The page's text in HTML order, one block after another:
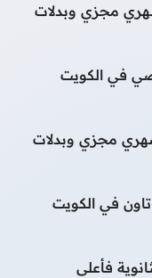
شهري مجزي وبدلات
في الكويت
مجزي وبدلات
في الكويت
فأعلى